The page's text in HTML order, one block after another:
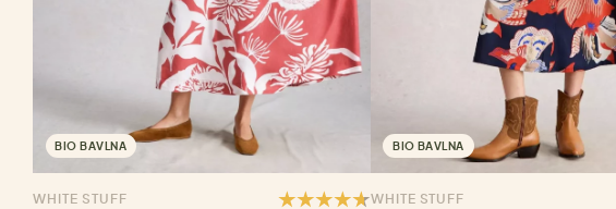
BIO BAVLNA
WHITE STUFF
BIO BAVLNA
WHITE STUFF